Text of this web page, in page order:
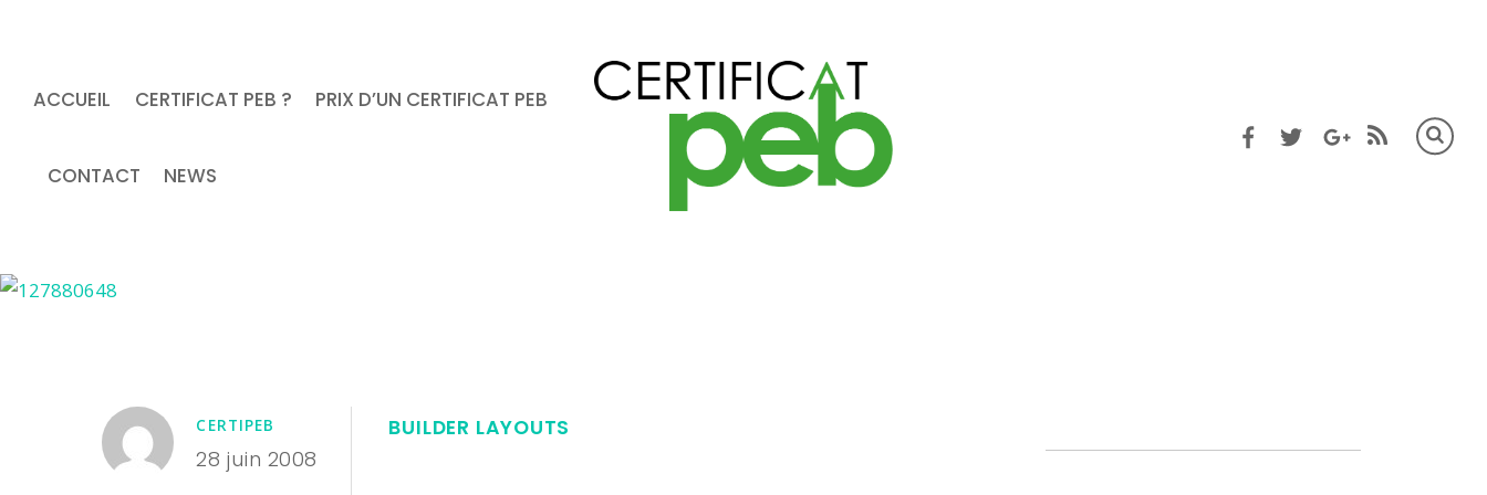
ACCUEIL CERTIFICAT PEB ? PRIX D’UN CERTIFICAT PEB
CONTACT NEWS
CERTIPEB
28 juin 2008
BUILDER LAYOUTS